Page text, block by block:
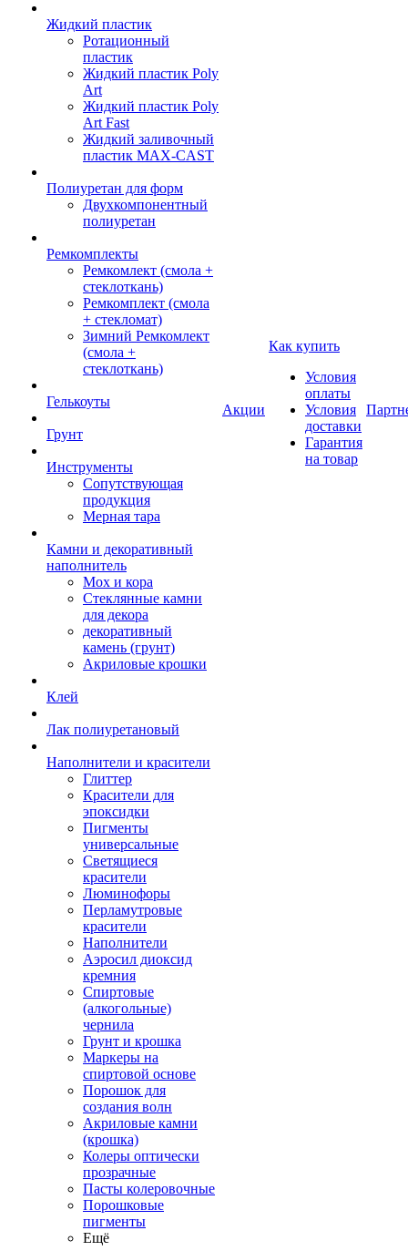
Жидкий пластик
Ротационный
пластик
Жидкий пластик Poly
Art
Жидкий пластик Poly
Art Fast
Жидкий заливочный
пластик MAX-CAST
Полиуретан для форм
Двухкомпонентный
полиуретан
Ремкомплекты
Ремкомлект (смола +
стеклоткань)
Ремкомплект (смола
+ стекломат)
Зимний Ремкомлект
(смола +
стеклоткань)
Гелькоуты
Грунт
Инструменты
Сопутствующая
продукция
Мерная тара
Камни и декоративный
наполнитель
Мох и кора
Стеклянные камни
для декора
декоративный
камень (грунт)
Акриловые крошки
Клей
Лак полиуретановый
Наполнители и красители
Глиттер
Красители для
эпоксидки
Пигменты
универсальные
Светящиеся
красители
Люминофоры
Перламутровые
красители
Наполнители
Аэросил диоксид
кремния
Спиртовые
(алкогольные)
чернила
Грунт и крошка
Маркеры на
спиртовой основе
Порошок для
создания волн
Акриловые камни
(крошка)
Колеры оптически
прозрачные
Пасты колеровочные
Порошковые
пигменты
Ещё
Акции
Как купить
Условия
оплаты
Условия
доставки
Гарантия
на товар